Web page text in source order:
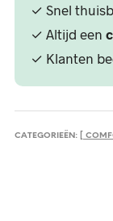
✓ Snel
✓ Altijd een
✓ Klanten
CATEGORIEËN: [